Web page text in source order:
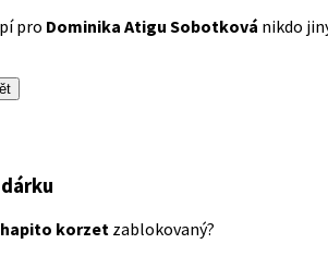
pro Dominika Atigu Sobotková nikdo
korzet zablokovaný?